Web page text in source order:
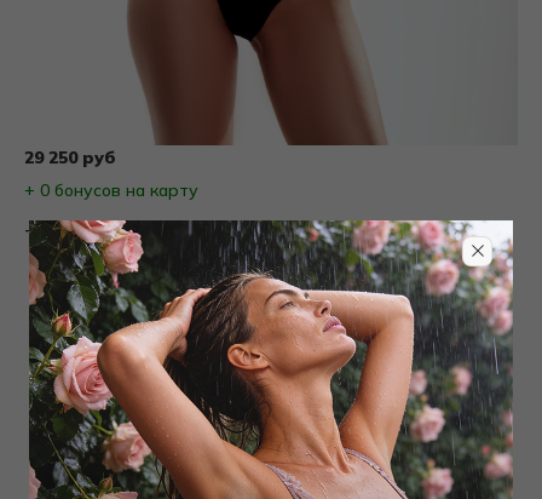
29 250 руб
+ 0 бонусов на карту
Товары на фото